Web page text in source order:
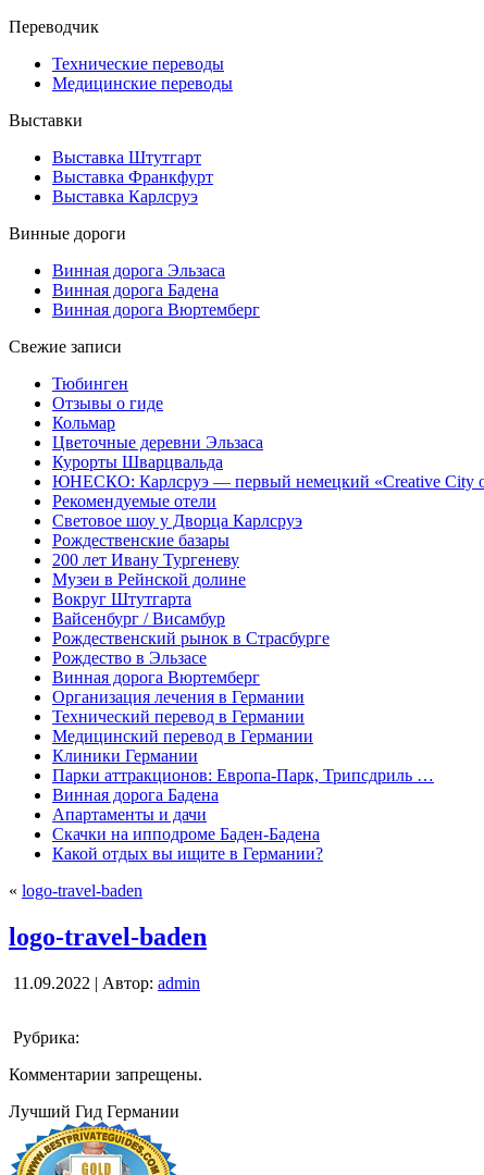
Переводчик
Технические переводы
Медицинские переводы
Выставки
Выставка Штутгарт
Выставка Франкфурт
Выставка Карлсруэ
Винные дороги
Винная дорога Эльзаса
Винная дорога Бадена
Винная дорога Вюртемберг
Свежие записи
Тюбинген
Отзывы о гиде
Кольмар
Цветочные деревни Эльзаса
Курорты Шварцвальда
ЮНЕСКО: Карлсруэ — первый немецкий «Creative City
Рекомендуемые отели
Световое шоу у Дворца Карлсруэ
Рождественские базары
200 лет Ивану Тургеневу
Музеи в Рейнской долине
Вокруг Штутгарта
Вайсенбург / Висамбур
Рождественский рынок в Страсбурге
Рождество в Эльзасе
Винная дорога Вюртемберг
Организация лечения в Германии
Технический перевод в Германии
Медицинский перевод в Германии
Клиники Германии
Парки аттракционов: Европа-Парк, Трипсдриль …
Винная дорога Бадена
Апартаменты и дачи
Скачки на ипподроме Баден-Бадена
Какой отдых вы ищите в Германии?
« logo-travel-baden
logo-travel-baden
11.09.2022 | Автор: admin
Рубрика:
Комментарии запрещены.
Лучший Гид Германии